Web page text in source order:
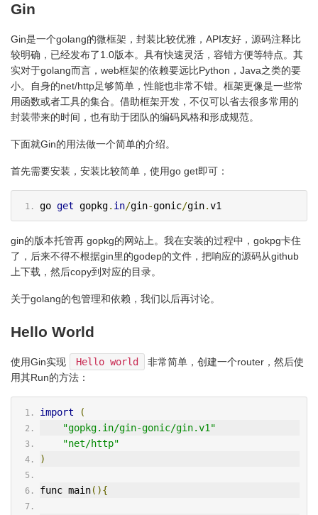
Gin
Gin是一个golang的微框架，封装比较优雅，API友好，源码注释比
较明确，已经发布了1.0版本。具有快速灵活，容错方便等特点。其
实对于golang而言，web框架的依赖要远比Python，Java之类的要
小。自身的net/http足够简单，性能也非常不错。框架更像是一些常
用函数或者工具的集合。借助框架开发，不仅可以省去很多常用的
封装带来的时间，也有助于团队的编码风格和形成规范。
下面就Gin的用法做一个简单的介绍。
首先需要安装，安装比较简单，使用go get即可：
go get gopkg. in/gin-gonic/gin.v1
gin的版本托管再 gopkg的网站上。我在安装的过程中，gokpg卡住
了，后来不得不根据gin里的godep的文件，把响应的源码从github
上下载，然后copy到对应的目录。
关于golang的包管理和依赖，我们以后再讨论。
Hello World
使用Gin实现 Hello world
非常简单，创建一个router，然后使
用其Run的方法：
import
(
"gopkg.in/gin-gonic/gin.v1"
"net/http"
)
func main(){